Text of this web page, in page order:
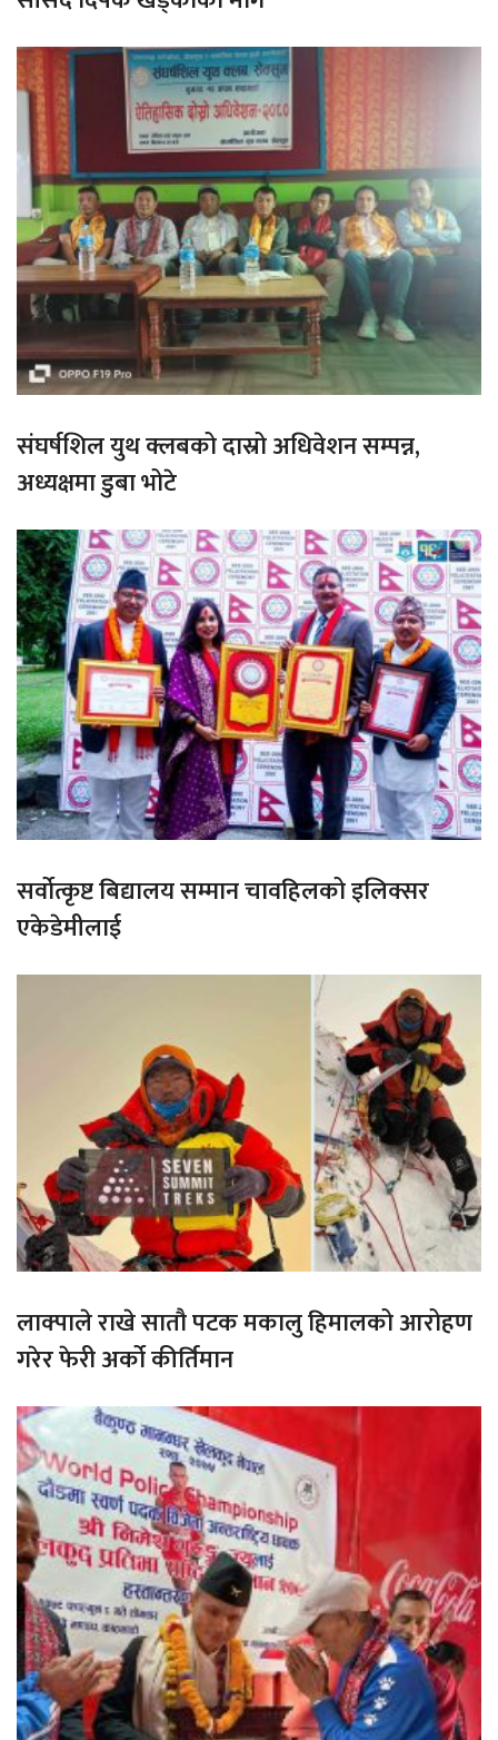
संघर्षशिल युथ क्लबको दास्रो अधिवेशन सम्पन्न,
अध्यक्षमा डुबा भोटे
सर्वोत्कृष्ट बिद्यालय सम्मान चावहिलको इलिक्सर
एकेडेमीलाई
लाक्पाले राखे सातौ पटक मकालु हिमालको आरोहण
गरेर फेरी अर्को कीर्तिमान